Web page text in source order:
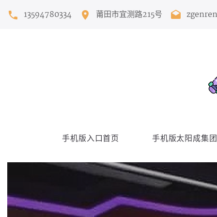
13594780334 莆田市宜测路215号
手机版入口首页 手机版太阳成集